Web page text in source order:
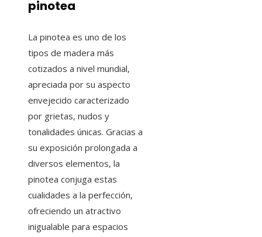
pinotea
La pinotea es uno de los
tipos de madera más
cotizados a nivel mundial,
apreciada por su aspecto
envejecido caracterizado
por grietas, nudos y
tonalidades únicas. Gracias a
su exposición prolongada a
diversos elementos, la
pinotea conjuga estas
cualidades a la perfección,
ofreciendo un atractivo
inigualable para espacios